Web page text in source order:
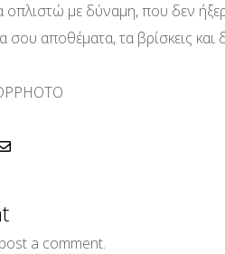
με δύναμη, που δεν
αποθέματα, τα βρίσκεις και
Share
a comment.